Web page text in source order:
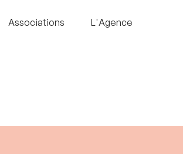
Associations L'Agence